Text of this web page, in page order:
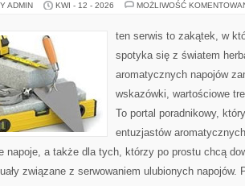
ADMIN KWI - 12 - 2026 MOŻLIWOŚĆ
ten serwis to zakątek, w
spotyka się z światem
aromatycznych napojów
wskazówki, wartościowe
To portal poradnikowy,
entuzjastów
napoje, a także dla tych, którzy po prostu chcą
związane z serwowaniem ulubionych napojów.